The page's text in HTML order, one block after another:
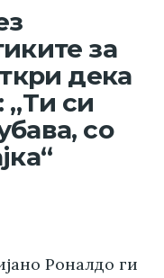
за
дека
„Ти си
со
Роналдо ги